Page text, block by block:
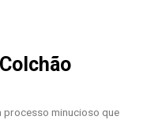
processo minucioso que